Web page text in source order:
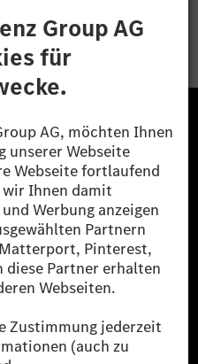
Bewerben
(ehemals Daimler AG)
Automobilunternehmen
AG gehören wir zu
und Luxus-Pkw
Mobility AG bietet
und –miete,
Services rund um Laden
von Versicherungen
an.